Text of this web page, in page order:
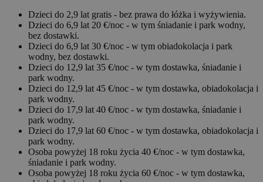
Dzieci do 2,9 lat gratis - bez prawa do łóżka i wyżywienia.
Dzieci do 6,9 lat 20 €/noc - w tym śniadanie i park wodny,
bez dostawki.
Dzieci do 6,9 lat 30 €/noc - w tym obiadokolacja i park
wodny, bez dostawki.
Dzieci do 12,9 lat 35 €/noc - w tym dostawka, śniadanie i
park wodny.
Dzieci do 12,9 lat 45 €/noc - w tym dostawka, obiadokolacja i
park wodny.
Dzieci do 17,9 lat 40 €/noc - w tym dostawka, śniadanie i
park wodny.
Dzieci do 17,9 lat 60 €/noc - w tym dostawka, obiadokolacja i
park wodny.
Osoba powyżej 18 roku życia 40 €/noc - w tym dostawka,
śniadanie i park wodny.
Osoba powyżej 18 roku życia 60 €/noc - w tym dostawka,